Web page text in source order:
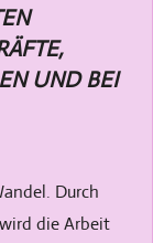
UND BEI
Durch
wird die Arbeit